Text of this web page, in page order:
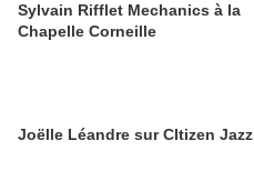
Sylvain Rifflet Mechanics à la
Chapelle Corneille
Joëlle Léandre sur CItizen Jazz